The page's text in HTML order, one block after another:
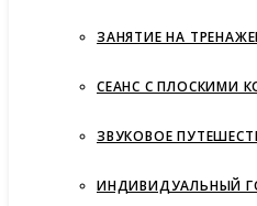
ЗАНЯТИЕ НА
СЕАНС С ПЛОСКИМИ
ЗВУКОВОЕ
ИНДИВИДУАЛЬНЫЙ